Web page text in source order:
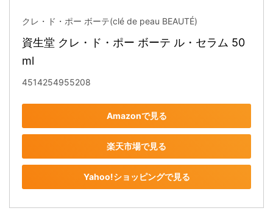
クレ・ド・ポー ボーテ(clé de peau BEAUTÉ)
資生堂 クレ・ド・ポー ボーテ ル・セラム 50
ml
4514254955208
Amazonで見る
楽天市場で見る
Yahoo!ショッピングで見る